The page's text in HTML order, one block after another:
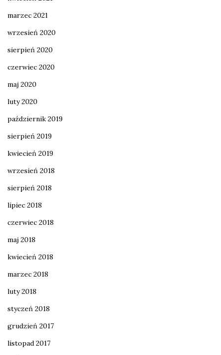
marzec 2021
wrzesień 2020
sierpień 2020
czerwiec 2020
maj 2020
luty 2020
październik 2019
sierpień 2019
kwiecień 2019
wrzesień 2018
sierpień 2018
lipiec 2018
czerwiec 2018
maj 2018
kwiecień 2018
marzec 2018
luty 2018
styczeń 2018
grudzień 2017
listopad 2017